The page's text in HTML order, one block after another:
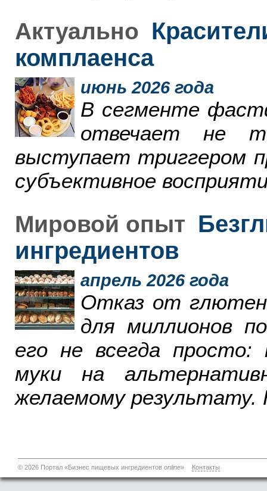
Актуально
комплаенса
июнь 2026 года
В сегменте
отвечает не
выступает триггером
субъективное
Мировой опыт
ингредиентов
апрель 2026 года
Отказ от
для миллионов
его не всегда просто:
муки на
желаемому результату.
© 2026 Портал «Бизнес пищевых ингредиентов online» Контакты